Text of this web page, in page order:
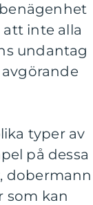
inte alla
undantag
typer av
på dessa
dobermann
som kan